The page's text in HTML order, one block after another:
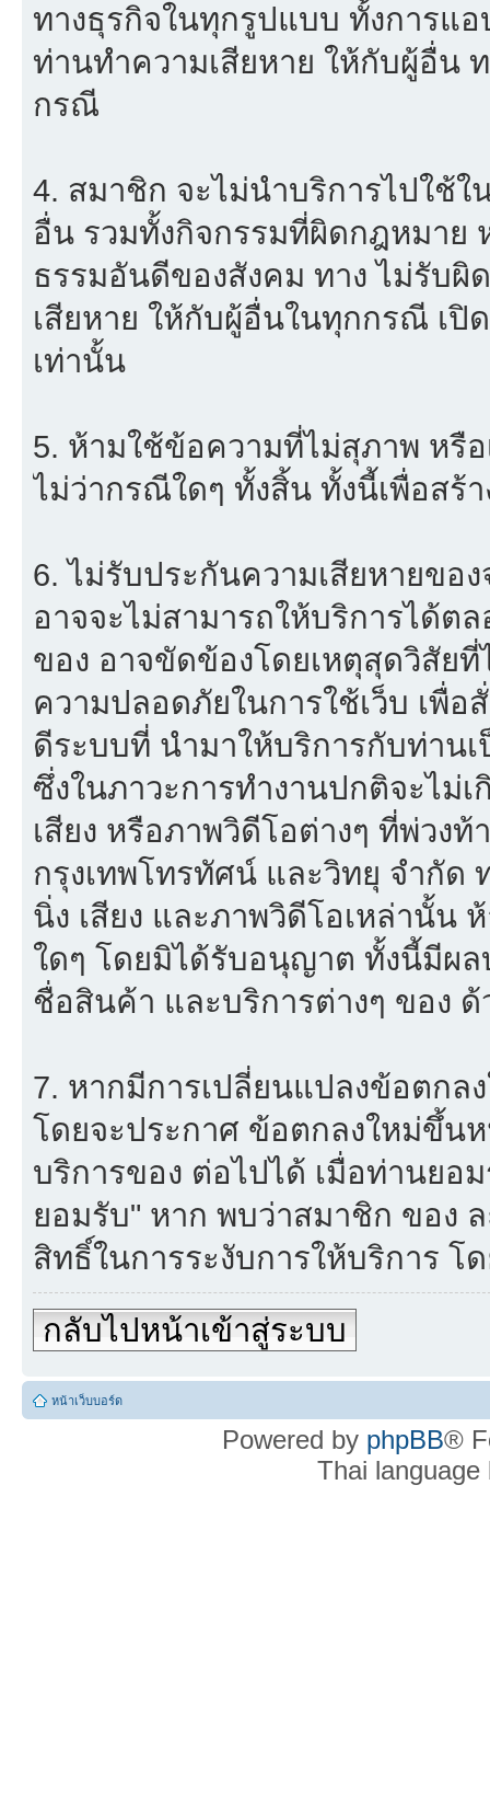
ทางธุรกิจในทุกรูปแบบ ทั้งการแ
ท่านทำความเสียหาย ให้กับผู้อื่น
กรณี
4. สมาชิก จะไม่นำบริการไปใช้
อื่น รวมทั้งกิจกรรมที่ผิดกฎหมาย
ธรรมอันดีของสังคม ทาง ไม่รับผิ
เสียหาย ให้กับผู้อื่นในทุกกรณี เปิ
เท่านั้น
5. ห้ามใช้ข้อความที่ไม่สุภาพ หรื
ไม่ว่ากรณีใดๆ ทั้งสิ้น ทั้งนี้เพื่อสร้
6. ไม่รับประกันความเสียหายขอ
อาจจะไม่สามารถให้บริการได้ตล
ของ อาจขัดข้องโดยเหตุสุดวิสัย
ความปลอดภัยในการใช้เว็บ เพื่อ
ดีระบบที่ นำมาให้บริการกับท่าน
ซึ่งในภาวะการทำงานปกติจะไม่
เสียง หรือภาพวิดีโอต่างๆ ที่พ่วง
กรุงเทพโทรทัศน์ และวิทยุ จำกัด
นิ่ง เสียง และภาพวิดีโอเหล่านั้น
ใดๆ โดยมิได้รับอนุญาต ทั้งนี้มีผล
ชื่อสินค้า และบริการต่างๆ ของ ด้
7. หากมีการเปลี่ยนแปลงข้อตกล
โดยจะประกาศ ข้อตกลงใหม่ขึ้น
บริการของ ต่อไปได้ เมื่อท่านยอ
ยอมรับ" หาก พบว่าสมาชิก ของ
สิทธิ์ในการระงับการให้บริการ โ
กลับไปหน้าเข้าสู่ระบบ
หน้าเว็บบอร์ด
Powered by phpBB®
Thai